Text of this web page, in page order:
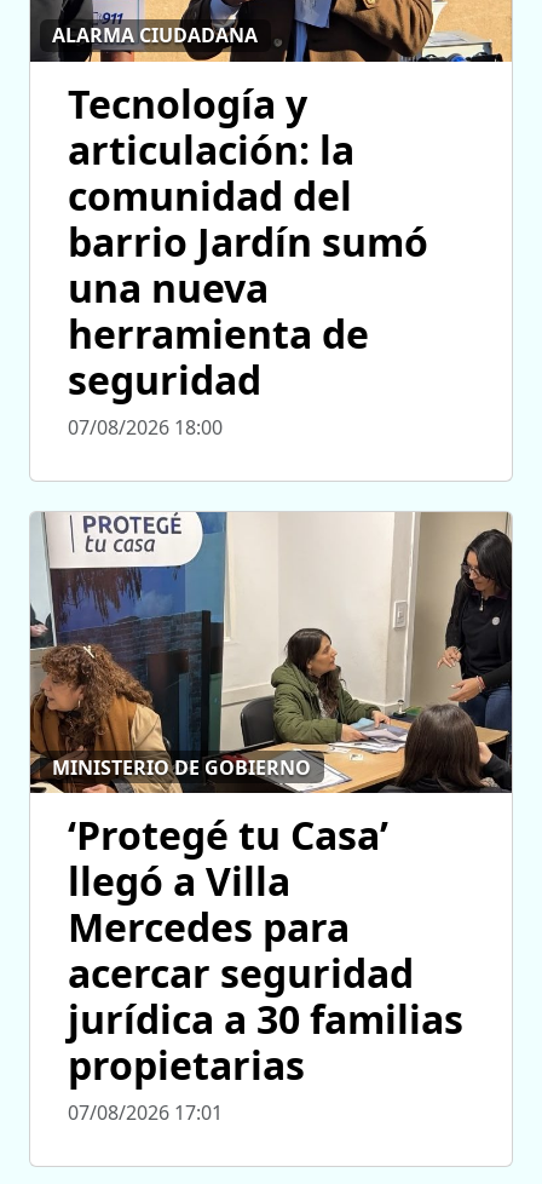
ALARMA CIUDADANA
Tecnología y
articulación: la
comunidad del
barrio Jardín sumó
una nueva
herramienta de
seguridad
07/08/2026 18:00
MINISTERIO DE GOBIERNO
‘Protegé tu Casa’
llegó a Villa
Mercedes para
acercar seguridad
jurídica a 30 familias
propietarias
07/08/2026 17:01